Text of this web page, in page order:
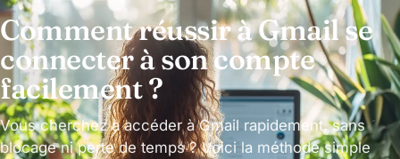
Comment réussir à Gmail se
connecter à son compte
facilement ?
Vous cherchez à accéder à Gmail rapidement, sans
blocage ni perte de temps ? Voici la méthode simple